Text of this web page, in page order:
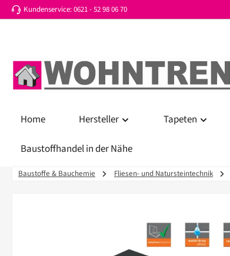
Hauptinhalt springen
Zur Suche springen
Zur Hauptnavigation springen
Kundenservice: 0621 - 52 98 06 70
Home Hersteller Tapeten
Baustoffhandel in der Nähe
Baustoffe & Bauchemie Fliesen- und Natursteintechnik